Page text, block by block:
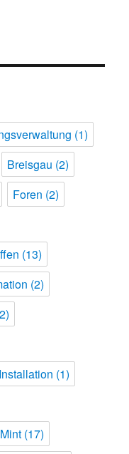
(1)
Breisgau (2)
Foren (2)
(13)
(2)
(1)
(17)